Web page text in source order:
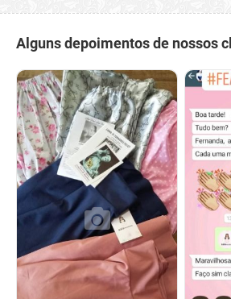
Alguns depoimentos de nossos